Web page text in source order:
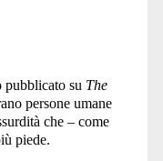
pubblicato su The
persone umane
che – come
piede.